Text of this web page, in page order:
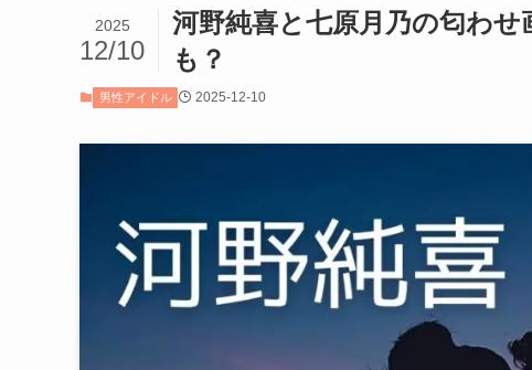
河野純喜と七原月乃の匂わ
も？
2025
12/10
男性アイドル 2025-12-10